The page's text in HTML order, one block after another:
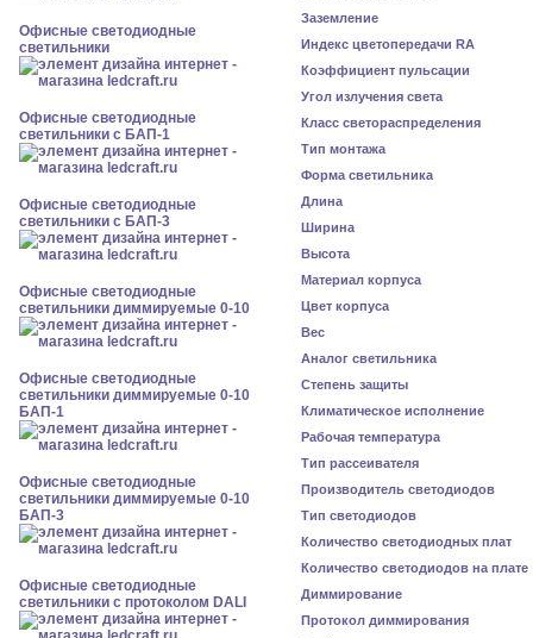
Офисные светодиодные
светильники
Офисные светодиодные
светильники с БАП-1
Офисные светодиодные
светильники с БАП-3
Офисные светодиодные
светильники диммируемые 0-10
Офисные светодиодные
светильники диммируемые 0-10
БАП-1
Офисные светодиодные
светильники диммируемые 0-10
БАП-3
Офисные светодиодные
светильники с протоколом DALI
Заземление
Индекс цветопередачи RA
Коэффициент пульсации
Угол излучения света
Класс светораспределения
Тип монтажа
Форма светильника
Длина
Ширина
Высота
Материал корпуса
Цвет корпуса
Вес
Аналог светильника
Степень защиты
Климатическое исполнение
Рабочая температура
Тип рассеивателя
Производитель светодиодов
Тип светодиодов
Количество светодиодных плат
Количество светодиодов на плате
Диммирование
Протокол диммирования